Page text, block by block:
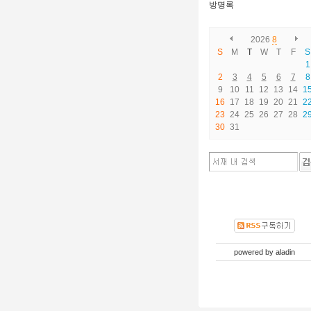
방명록
2026 8
S
M T W T F
S
1
2
3 4 5 6 7
8
9
10 11 12 13 14
16
17 18 19 20 21 22
23 24 25 26 27 28
30 31
powered by aladin